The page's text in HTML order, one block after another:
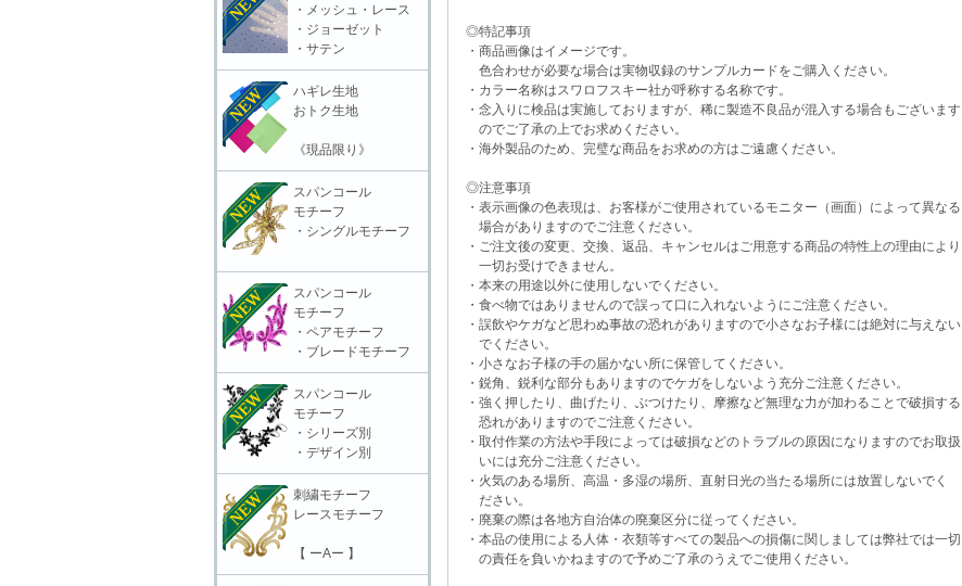
◎特記事項
・商品画像はイメージです。
色合わせが必要な場合は実物収録のサンプルカードをご購入ください。
・カラー名称はスワロフスキー社が呼称する名称です。
・念入りに検品は実施しておりますが、稀に製造不良品が混入する場合もございます
のでご了承の上でお求めください。
・海外製品のため、完璧な商品をお求めの方はご遠慮ください。
◎注意事項
・表示画像の色表現は、お客様がご使用されているモニター（画面）によって異なる
場合がありますのでご注意ください。
・ご注文後の変更、交換、返品、キャンセルはご用意する商品の特性上の理由により
一切お受けできません。
・本来の用途以外に使用しないでください。
・食べ物ではありませんので誤って口に入れないようにご注意ください。
・誤飲やケガなど思わぬ事故の恐れがありますので小さなお子様には絶対に与えない
でください。
・小さなお子様の手の届かない所に保管してください。
・鋭角、鋭利な部分もありますのでケガをしないよう充分ご注意ください。
・強く押したり、曲げたり、ぶつけたり、摩擦など無理な力が加わることで破損する
恐れがありますのでご注意ください。
・取付作業の方法や手段によっては破損などのトラブルの原因になりますのでお取扱
いには充分ご注意ください。
・火気のある場所、高温・多湿の場所、直射日光の当たる場所には放置しないでく
ださい。
・廃棄の際は各地方自治体の廃棄区分に従ってください。
・本品の使用による人体・衣類等すべての製品への損傷に関しましては弊社では一切
の責任を負いかねますので予めご了承のうえでご使用ください。
・メッシュ・レース
・ジョーゼット
・サテン
ハギレ生地
おトク生地
《現品限り》
スパンコール
モチーフ
・シングルモチーフ
スパンコール
モチーフ
・ペアモチーフ
・ブレードモチーフ
スパンコール
モチーフ
・シリーズ別
・デザイン別
刺繍モチーフ
レースモチーフ
【 ーAー 】